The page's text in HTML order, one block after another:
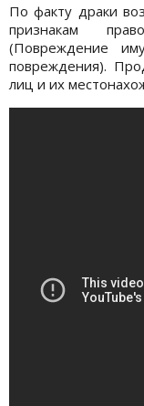
По факту драки
признакам
(Повреждение
повреждения).
лиц и их